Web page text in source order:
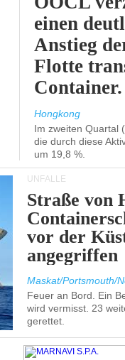
einen
Anstieg
Flotte
Container.
Hongkong
Im zweiten Quartal
die durch diese
um 19,8 %.
UNFÄLLE
Straße von
vor der
angegriffen
Maskat/Portsmouth/
Feuer an Bord. Ein
wird vermisst. 23
gerettet.